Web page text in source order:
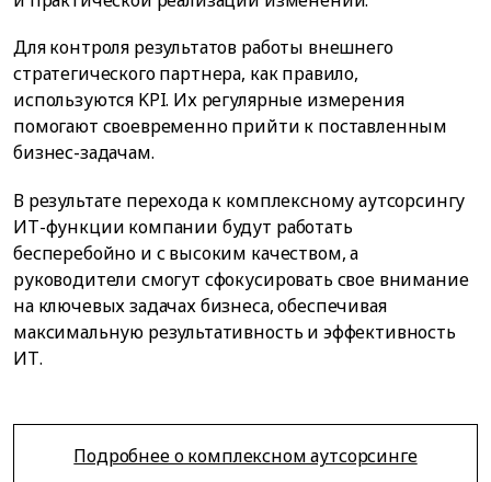
Для контроля результатов работы внешнего
стратегического партнера, как правило,
используются KPI. Их регулярные измерения
помогают своевременно прийти к поставленным
бизнес-задачам.
В результате перехода к комплексному аутсорсингу
ИТ-функции компании будут работать
бесперебойно и с высоким качеством, а
руководители смогут сфокусировать свое внимание
на ключевых задачах бизнеса, обеспечивая
максимальную результативность и эффективность
ИТ.
Подробнее о комплексном аутсорсинге